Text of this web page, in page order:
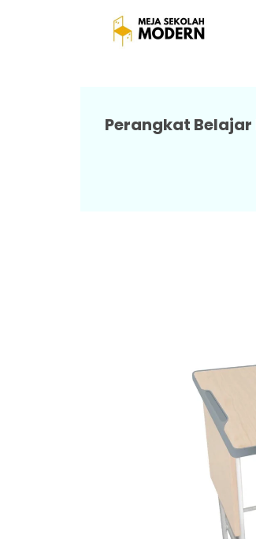
Meja Kursi
Perangkat